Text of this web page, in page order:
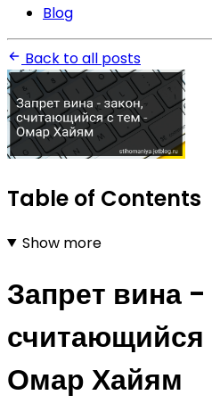
Blog
Back to all posts
Table of Contents
Show more
Запрет вина -
считающийся
Омар Хайям